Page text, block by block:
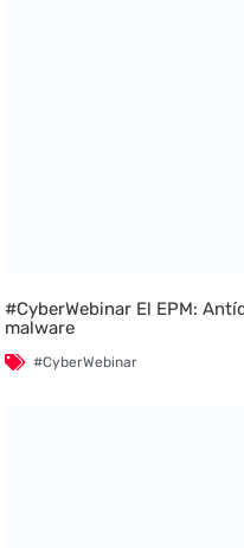
#CyberWebinar El EPM:
malware
#CyberWebinar